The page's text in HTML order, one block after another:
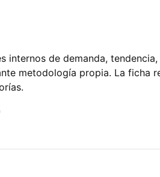
internos de demanda,
metodología propia. La ficha